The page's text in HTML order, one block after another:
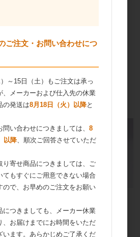
500g リボン食品 プロセスリッチ無塩 450g
クLT
不二製油 アートピア2000 500g
ご注文・お問い合わせにつ
～15日（土）もご注文は承っ
、メーカーおよび仕入先の休業
の発送は8月18日（火）以降と
問い合わせにつきましては、 8
以降、順次ご回答させていただ
り寄せ商品につきましては、ご
てもすぐにご用意できない場合
ので、お早めのご注文をお願い
につきましても、メーカー休業
、お届けまでにお時間をいただ
います。あらかじめご了承くだ